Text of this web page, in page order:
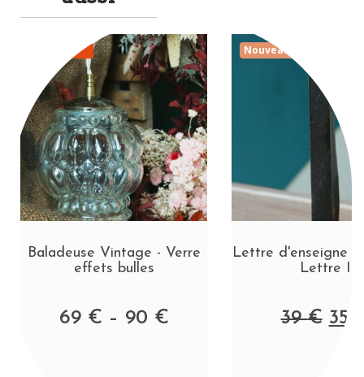
Baladeuse Vintage - Verre
effets bulles
69 € – 90 €
Nouveauté
Lettre d'enseigne
Lettre I
39€ 35